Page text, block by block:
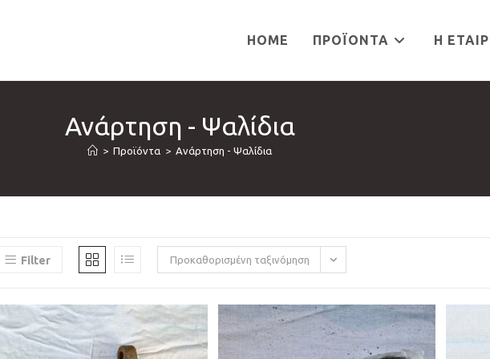
HOME ΠΡΟΪΌΝΤΑ Η
Ανάρτηση - Ψαλίδια
> Προϊόντα > Ανάρτηση - Ψαλίδια
Filter Προκαθορισμένη ταξινόμηση